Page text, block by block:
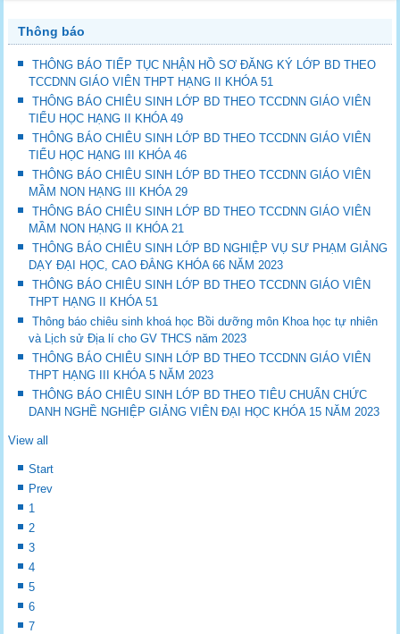
Thông báo
THÔNG BÁO TIẾP TỤC NHẬN HỒ SƠ ĐĂNG KÝ LỚP BD THEO
TCCDNN GIÁO VIÊN THPT HẠNG II KHÓA 51
THÔNG BÁO CHIÊU SINH LỚP BD THEO TCCDNN GIÁO VIÊN
TIỂU HỌC HẠNG II KHÓA 49
THÔNG BÁO CHIÊU SINH LỚP BD THEO TCCDNN GIÁO VIÊN
TIỂU HỌC HẠNG III KHÓA 46
THÔNG BÁO CHIÊU SINH LỚP BD THEO TCCDNN GIÁO VIÊN
MẦM NON HẠNG III KHÓA 29
THÔNG BÁO CHIÊU SINH LỚP BD THEO TCCDNN GIÁO VIÊN
MẦM NON HẠNG II KHÓA 21
THÔNG BÁO CHIÊU SINH LỚP BD NGHIỆP VỤ SƯ PHẠM GIẢNG
DẠY ĐẠI HỌC, CAO ĐẲNG KHÓA 66 NĂM 2023
THÔNG BÁO CHIÊU SINH LỚP BD THEO TCCDNN GIÁO VIÊN
THPT HẠNG II KHÓA 51
Thông báo chiêu sinh khoá học Bồi dưỡng môn Khoa học tự nhiên
và Lịch sử Địa lí cho GV THCS năm 2023
THÔNG BÁO CHIÊU SINH LỚP BD THEO TCCDNN GIÁO VIÊN
THPT HẠNG III KHÓA 5 NĂM 2023
THÔNG BÁO CHIÊU SINH LỚP BD THEO TIÊU CHUẨN CHỨC
DANH NGHỀ NGHIỆP GIẢNG VIÊN ĐẠI HỌC KHÓA 15 NĂM 2023
View all
Start
Prev
1
2
3
4
5
6
7